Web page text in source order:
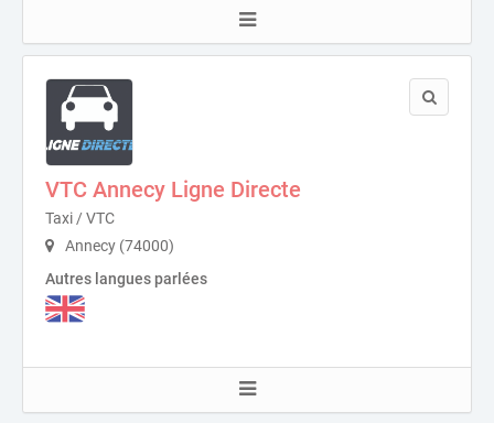
VTC Annecy Ligne Directe
Taxi / VTC
Annecy (74000)
Autres langues parlées